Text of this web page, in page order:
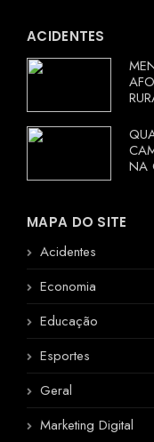
ACIDENTES
NA
MAPA DO SITE
Acidentes
Economia
Educação
Esportes
Geral
Marketing Digital